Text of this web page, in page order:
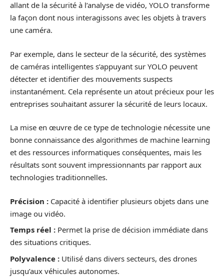
allant de la sécurité à l’analyse de vidéo, YOLO transforme
la façon dont nous interagissons avec les objets à travers
une caméra.
Par exemple, dans le secteur de la sécurité, des systèmes
de caméras intelligentes s’appuyant sur YOLO peuvent
détecter et identifier des mouvements suspects
instantanément. Cela représente un atout précieux pour les
entreprises souhaitant assurer la sécurité de leurs locaux.
La mise en œuvre de ce type de technologie nécessite une
bonne connaissance des algorithmes de machine learning
et des ressources informatiques conséquentes, mais les
résultats sont souvent impressionnants par rapport aux
technologies traditionnelles.
Précision : Capacité à identifier plusieurs objets dans une
image ou vidéo.
Temps réel : Permet la prise de décision immédiate dans
des situations critiques.
Polyvalence : Utilisé dans divers secteurs, des drones
jusqu’aux véhicules autonomes.